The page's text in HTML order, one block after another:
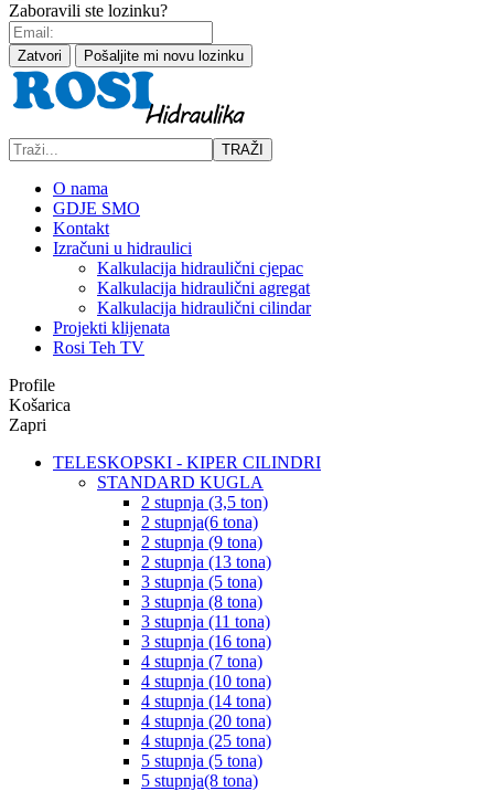
Zaboravili ste lozinku?
Zatvori Pošaljite mi novu lozinku
TRAŽI
O nama
GDJE SMO
Kontakt
Izračuni u hidraulici
Kalkulacija hidraulični cjepac
Kalkulacija hidraulični agregat
Kalkulacija hidraulični cilindar
Projekti klijenata
Rosi Teh TV
Profile
Košarica
Zapri
TELESKOPSKI - KIPER CILINDRI
STANDARD KUGLA
2 stupnja (3,5 ton)
2 stupnja(6 tona)
2 stupnja (9 tona)
2 stupnja (13 tona)
3 stupnja (5 tona)
3 stupnja (8 tona)
3 stupnja (11 tona)
3 stupnja (16 tona)
4 stupnja (7 tona)
4 stupnja (10 tona)
4 stupnja (14 tona)
4 stupnja (20 tona)
4 stupnja (25 tona)
5 stupnja (5 tona)
5 stupnja(8 tona)